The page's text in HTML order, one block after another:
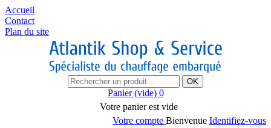
Accueil
Contact
Plan du site
OK
Panier (vide) 0
Votre panier est vide
Votre compte Bienvenue Identifiez-vous